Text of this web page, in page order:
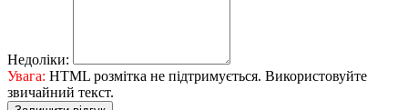
Недоліки:
Увага: HTML розмітка не підтримується. Використовуйте
звичайний текст.